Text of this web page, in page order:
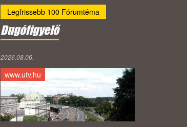
Legfrissebb 100 Fórumtéma
Dugófigyelő
2026.08.06.
www.utv.hu